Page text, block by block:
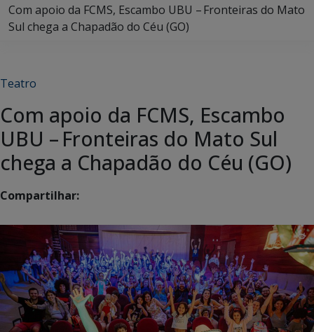
Com apoio da FCMS, Escambo UBU – Fronteiras do Mato
Sul chega a Chapadão do Céu (GO)
Teatro
Com apoio da FCMS, Escambo
UBU – Fronteiras do Mato Sul
chega a Chapadão do Céu (GO)
Compartilhar: